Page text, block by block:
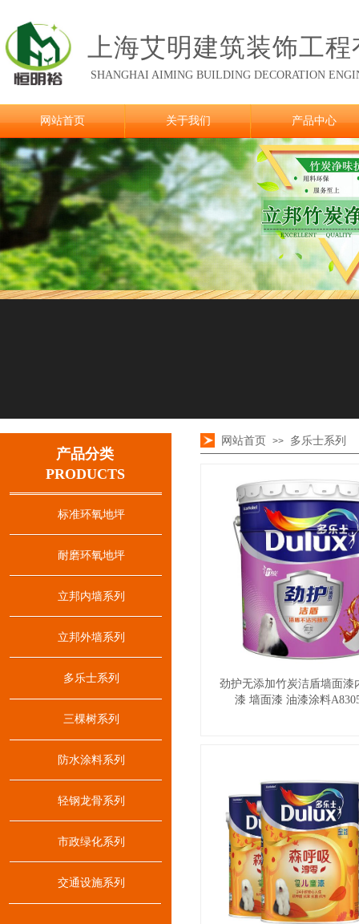
上海艾明建筑装饰工
SHANGHAI AIMING BUILDING DECORATION
网站首页 关于我们 产品中心
产品分类
PRODUCTS
标准环氧地坪
耐磨环氧地坪
立邦内墙系列
立邦外墙系列
多乐士系列
三棵树系列
防水涂料系列
轻钢龙骨系列
市政绿化系列
交通设施系列
网站首页 >> 多乐士系列
劲护无添加竹炭洁盾墙面漆
漆 墙面漆 油漆涂料